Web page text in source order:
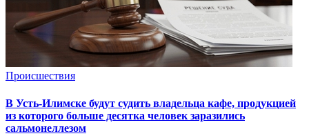
Происшествия
В Усть-Илимске будут судить владельца кафе, продукцией
из которого больше десятка человек заразились
сальмонеллезом